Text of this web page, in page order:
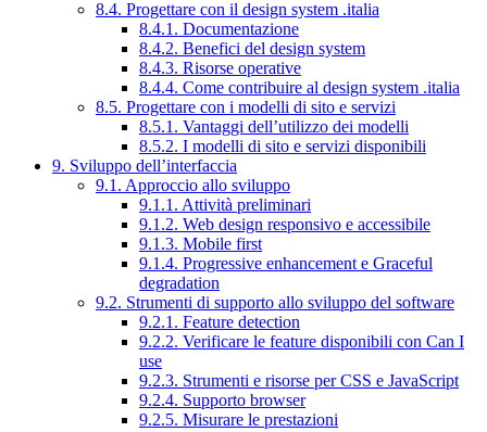
8.4. Progettare con il design system .italia
8.4.1. Documentazione
8.4.2. Benefici del design system
8.4.3. Risorse operative
8.4.4. Come contribuire al design system .italia
8.5. Progettare con i modelli di sito e servizi
8.5.1. Vantaggi dell’utilizzo dei modelli
8.5.2. I modelli di sito e servizi disponibili
9. Sviluppo dell’interfaccia
9.1. Approccio allo sviluppo
9.1.1. Attività preliminari
9.1.2. Web design responsivo e accessibile
9.1.3. Mobile first
9.1.4. Progressive enhancement e Graceful
degradation
9.2. Strumenti di supporto allo sviluppo del software
9.2.1. Feature detection
9.2.2. Verificare le feature disponibili con Can I
use
9.2.3. Strumenti e risorse per CSS e JavaScript
9.2.4. Supporto browser
9.2.5. Misurare le prestazioni